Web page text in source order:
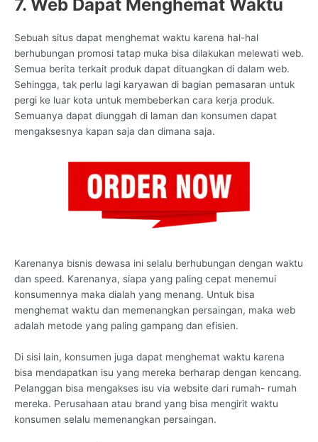
7. Web Dapat Menghemat Waktu
Sebuah situs dapat menghemat waktu karena hal-hal
berhubungan promosi tatap muka bisa dilakukan melewati web.
Semua berita terkait produk dapat dituangkan di dalam web.
Sehingga, tak perlu lagi karyawan di bagian pemasaran untuk
pergi ke luar kota untuk membeberkan cara kerja produk.
Semuanya dapat diunggah di laman dan konsumen dapat
mengaksesnya kapan saja dan dimana saja.
Karenanya bisnis dewasa ini selalu berhubungan dengan waktu
dan speed. Karenanya, siapa yang paling cepat menemui
konsumennya maka dialah yang menang. Untuk bisa
menghemat waktu dan memenangkan persaingan, maka web
adalah metode yang paling gampang dan efisien.
Di sisi lain, konsumen juga dapat menghemat waktu karena
bisa mendapatkan isu yang mereka berharap dengan kencang.
Pelanggan bisa mengakses isu via website dari rumah- rumah
mereka. Perusahaan atau brand yang bisa mengirit waktu
konsumen selalu memenangkan persaingan.